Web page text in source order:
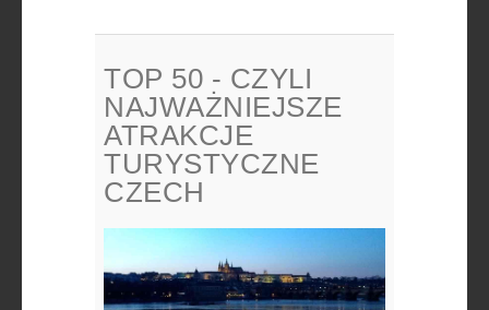
TOP 50 - CZYLI
NAJWAŻNIEJSZE
ATRAKCJE
TURYSTYCZNE
CZECH